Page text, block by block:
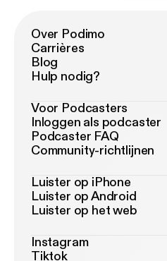
Over Podimo
Carrières
Blog
Hulp nodig?
Voor Podcasters
Inloggen als podcaster
Podcaster FAQ
Community-richtlijnen
Luister op iPhone
Luister op Android
Luister op het web
Instagram
Tiktok